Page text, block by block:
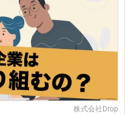
株式会社Drop